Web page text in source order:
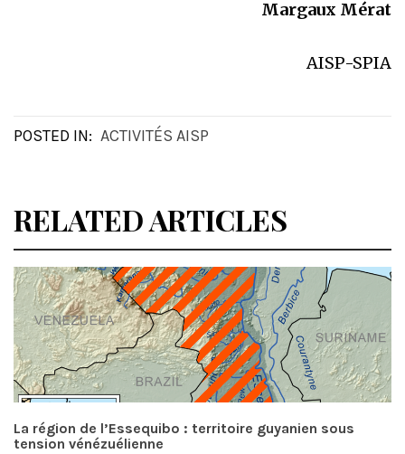
Margaux Mérat
AISP-SPIA
POSTED IN: ACTIVITÉS AISP
RELATED ARTICLES
La région de l’Essequibo : territoire guyanien sous
tension vénézuélienne